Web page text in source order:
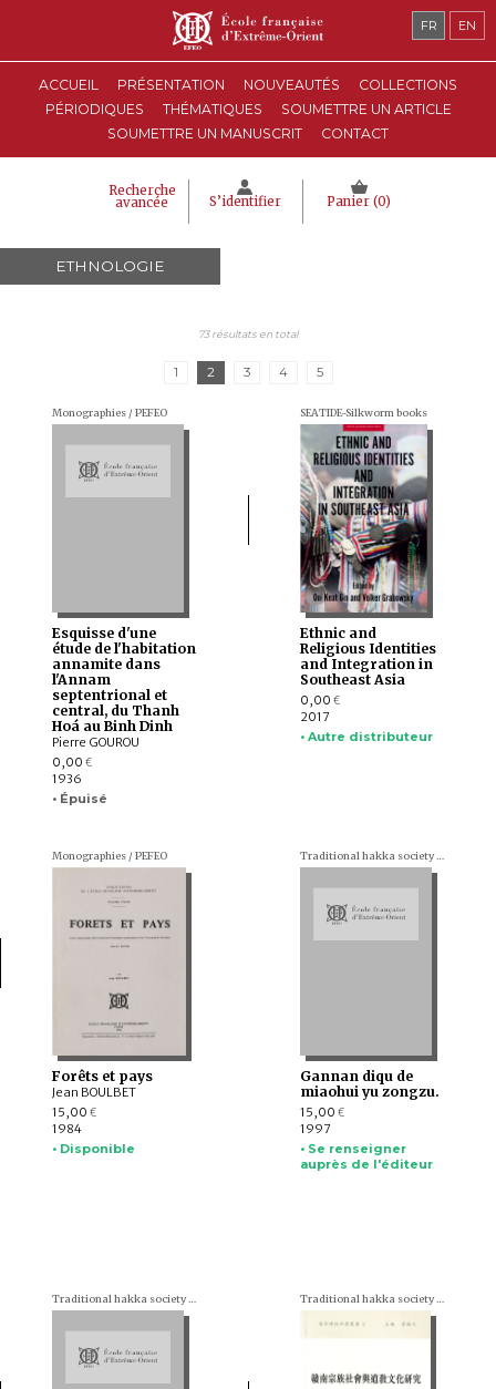
ACCUEIL PRÉSENTATION NOUVEAUTÉS
COLLECTIONS
PÉRIODIQUES
THÉMATIQUES
SOUMETTRE UN ARTICLE
SOUMETTRE UN MANUSCRIT
CONTACT
Recherche
avancée S’identifier Panier (0)
FR EN
ETHNOLOGIE
73 résultats en total
1 2 3 4 5
Monographies / PEFEO
Esquisse d'une
étude de l'habitation
annamite dans
l'Annam
septentrional et
central, du Thanh
Hoá au Binh Dinh
Pierre GOUROU
0,00 €
1936
• Épuisé
SEATIDE-Silkworm books
Ethnic and
Religious Identities
and Integration in
Southeast Asia
0,00 €
2017
• Autre distributeur
Monographies / PEFEO
Forêts et pays
Jean BOULBET
15,00 €
1984
• Disponible
Traditional hakka society series (en chinois)
Gannan diqu de
miaohui yu zongzu.
15,00 €
1997
• Se renseigner
auprès de l'éditeur
Traditional hakka society series (en chinois) Traditional hakka society series (en chinois)